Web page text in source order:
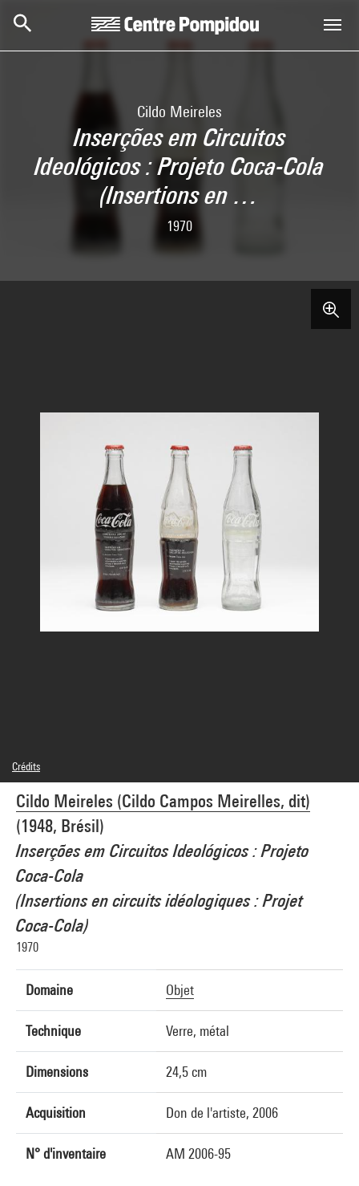
Cildo Meireles
Inserções em Circuitos
Ideológicos : Projeto Coca-Cola
(Insertions en …
1970
Cildo Meireles (Cildo Campos Meirelles, dit)
(1948, Brésil)
Inserções em Circuitos Ideológicos : Projeto
Coca-Cola
(Insertions en circuits idéologiques : Projet
Coca-Cola)
1970
Domaine Objet
Technique Verre, métal
Dimensions 24,5 cm
Acquisition Don de l'artiste, 2006
N° d'inventaire AM 2006-95
Crédits
© Cildo Meireles
Crédit photographique : Centre Pompidou, MNAM-CCI/Philippe Migeat/Dist.
GrandPalaisRmn
Réf. image : 4N63536
Diffusion image : GrandPalaisRmnPhoto